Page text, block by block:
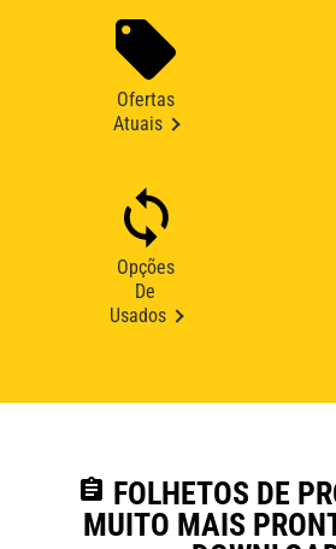
Ofertas
Atuais
Opções
De
Usados
assignment FOLHETOS DE
MUITO MAIS